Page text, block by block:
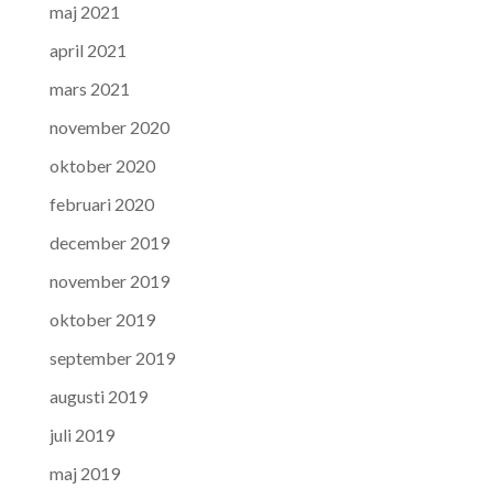
maj 2021
april 2021
mars 2021
november 2020
oktober 2020
februari 2020
december 2019
november 2019
oktober 2019
september 2019
augusti 2019
juli 2019
maj 2019